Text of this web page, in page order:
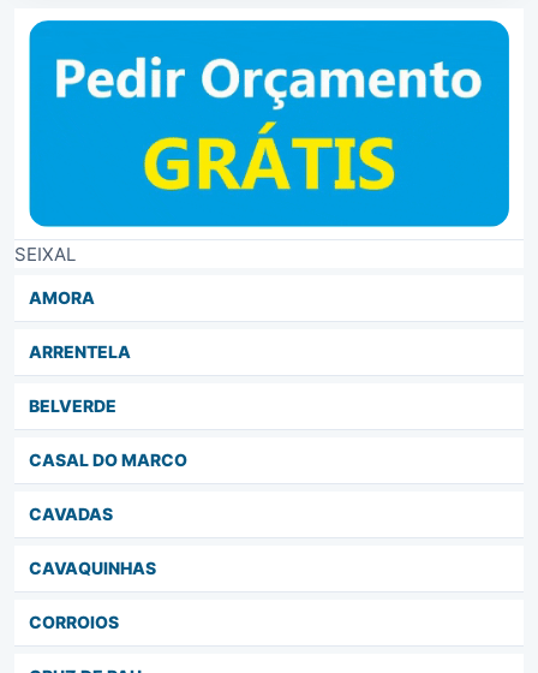
SEIXAL
AMORA
ARRENTELA
BELVERDE
CASAL DO MARCO
CAVADAS
CAVAQUINHAS
CORROIOS